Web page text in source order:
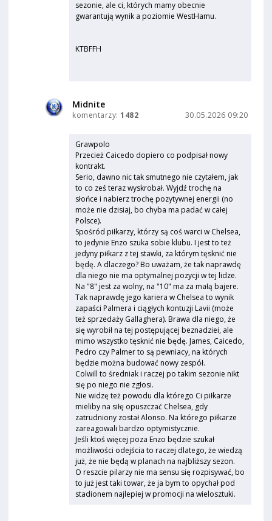
sezonie, ale ci, których mamy obecnie
gwarantują wynik a poziomie WestHamu.
KTBFFH
Midnite
komentarzy:1482 30.05.2026 09:20
Grawpolo
Przecież Caicedo dopiero co podpisał nowy
kontrakt.
Serio, dawno nic tak smutnego nie czytałem, jak
to co ześ teraz wyskrobał. Wyjdź trochę na
słońce i nabierz trochę pozytywnej energii (no
może nie dzisiaj, bo chyba ma padać w całej
Polsce).
Spośród piłkarzy, którzy są coś warci w Chelsea,
to jedynie Enzo szuka sobie klubu. I jest to też
jedyny piłkarz z tej stawki, za którym tęsknić nie
będę. A dlaczego? Bo uważam, że tak naprawdę
dla niego nie ma optymalnej pozycji w tej lidze.
Na "8" jest za wolny, na "10" ma za małą bajere.
Tak naprawdę jego kariera w Chelsea to wynik
zapaści Palmera i ciągłych kontuzji Lavii (może
też sprzedaży Gallaghera). Brawa dla niego, że
się wyrobił na tej postępującej beznadziei, ale
mimo wszystko tęsknić nie będę. James, Caicedo,
Pedro czy Palmer to są pewniacy, na których
będzie można budować nowy zespół.
Colwill to średniak i raczej po takim sezonie nikt
się po niego nie zgłosi.
Nie widzę też powodu dla którego Ci piłkarze
mieliby na siłę opuszczać Chelsea, gdy
zatrudniony został Alonso. Na którego piłkarze
zareagowali bardzo optymistycznie.
Jeśli ktoś więcej poza Enzo będzie szukał
możliwości odejścia to raczej dlatego, że wiedzą
już, że nie będą w planach na najbliższy sezon.
O reszcie pilarzy nie ma sensu się rozpisywać, bo
to już jest taki towar, że ja bym to opychał pod
stadionem najlepiej w promocji na wielosztuki.